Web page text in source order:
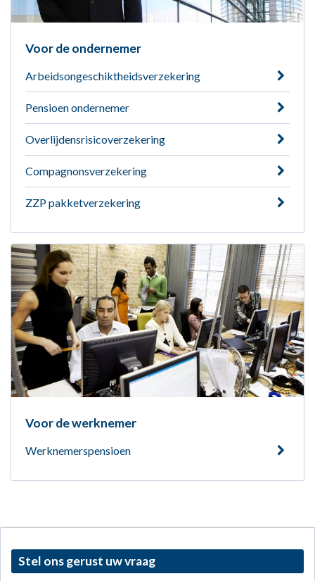
Voor de ondernemer
Arbeidsongeschiktheidsverzekering
Pensioen ondernemer
Overlijdensrisicoverzekering
Compagnonsverzekering
ZZP pakketverzekering
Voor de werknemer
Werknemerspensioen
Stel ons gerust uw vraag